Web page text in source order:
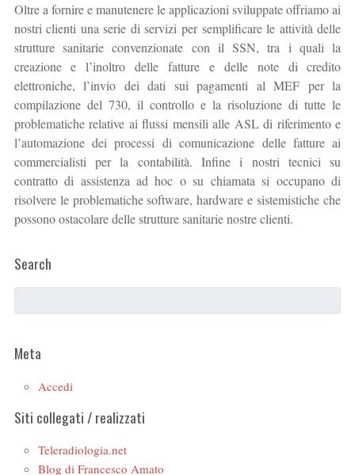
Oltre a fornire e manutenere le applicazioni sviluppate offriamo ai
nostri clienti una serie di servizi per semplificare le attività delle
strutture sanitarie convenzionate con il SSN, tra i quali la
creazione e l’inoltro delle fatture e delle note di credito
elettroniche, l’invio dei dati sui pagamenti al MEF per la
compilazione del 730, il controllo e la risoluzione di tutte le
problematiche relative ai flussi mensili alle ASL di riferimento e
l’automazione dei processi di comunicazione delle fatture ai
commercialisti per la contabilità. Infine i nostri tecnici su
contratto di assistenza ad hoc o su chiamata si occupano di
risolvere le problematiche software, hardware e sistemistiche che
possono ostacolare delle strutture sanitarie nostre clienti.
Search
Meta
Accedi
Siti collegati / realizzati
Teleradiologia.net
Blog di Francesco Amato